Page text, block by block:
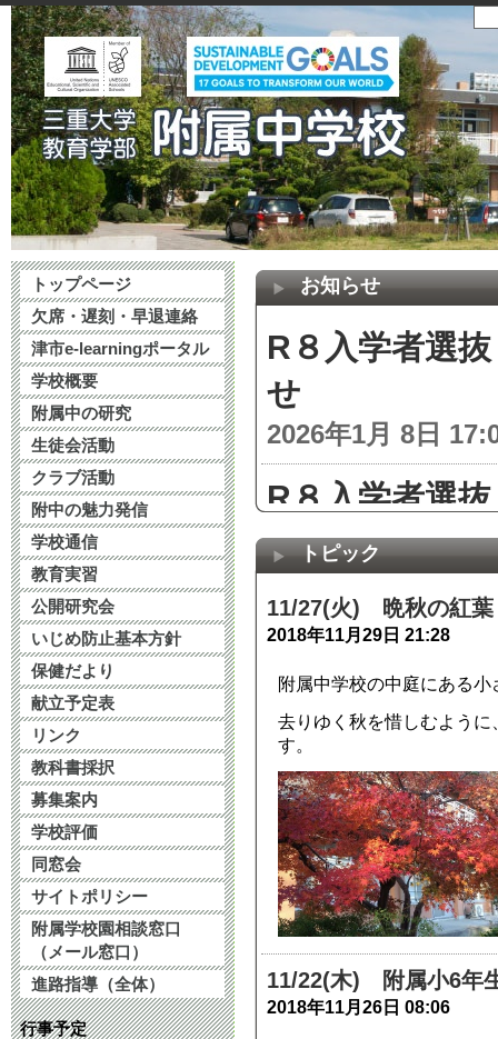
トップページ
欠席・遅刻・早退連絡
津市e-learningポータル
学校概要
附属中の研究
生徒会活動
クラブ活動
附中の魅力発信
学校通信
教育実習
公開研究会
いじめ防止基本方針
保健だより
献立予定表
リンク
教科書採択
募集案内
学校評価
同窓会
サイトポリシー
附属学校園相談窓口
（メール窓口）
進路指導（全体）
行事予定
お知らせ
R８入学者選
せ
2026年1月 8日
R８入学者選
2025年12月19日
受検当日等に
2025年11月18日
11月15日学校
2025年11月14日
令和８年度入
2025年10月21日
第32次教育
向け（大学生
2025年9月 5日
トピック
11/27(火) 晩秋の紅葉
2018年11月29日 21:28
附属中学校の中庭にある
去りゆく秋を惜しむよう
す。
11/22(木) 附属小6年
2018年11月26日 08:06